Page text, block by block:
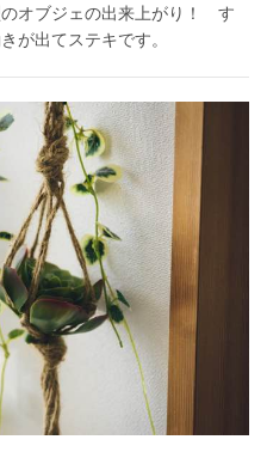
のオブジェの出来上がり！ す
が出てステキです。